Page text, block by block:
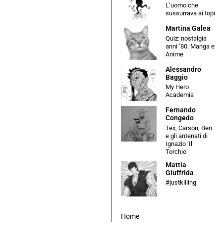
L’uomo che
sussurrava ai topi
Martina Galea
Quiz: nostalgia
anni ’80. Manga e
Anime
Alessandro
Baggio
My Hero
Academia
Fernando
Congedo
Tex, Carson, Ben
e gli antenati di
Ignazio ‘Il
Torchio’
Mattia
Giuffrida
#justkilling
Home